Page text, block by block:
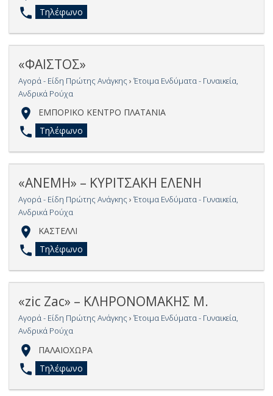
Τηλέφωνο
«ΦΑΙΣΤΟΣ»
Αγορά - Είδη Πρώτης Ανάγκης › Έτοιμα Ενδύματα - Γυναικεία,
Ανδρικά Ρούχα
ΕΜΠΟΡΙΚΟ ΚΕΝΤΡΟ ΠΛΑΤΑΝΙΑ
Τηλέφωνο
«ΑΝΕΜΗ» – ΚΥΡΙΤΣΑΚΗ ΕΛΕΝΗ
Αγορά - Είδη Πρώτης Ανάγκης › Έτοιμα Ενδύματα - Γυναικεία,
Ανδρικά Ρούχα
ΚΑΣΤΕΛΛΙ
Τηλέφωνο
«zic Zac» – ΚΛΗΡΟΝΟΜΑΚΗΣ Μ.
Αγορά - Είδη Πρώτης Ανάγκης › Έτοιμα Ενδύματα - Γυναικεία,
Ανδρικά Ρούχα
ΠΑΛΑΙΟΧΩΡΑ
Τηλέφωνο